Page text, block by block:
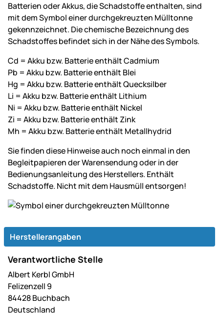
Batterien oder Akkus, die Schadstoffe enthalten, sind
mit dem Symbol einer durchgekreuzten Mülltonne
gekennzeichnet. Die chemische Bezeichnung des
Schadstoffes befindet sich in der Nähe des Symbols.
Cd = Akku bzw. Batterie enthält Cadmium
Pb = Akku bzw. Batterie enthält Blei
Hg = Akku bzw. Batterie enthält Quecksilber
Li = Akku bzw. Batterie enthält Lithium
Ni = Akku bzw. Batterie enthält Nickel
Zi = Akku bzw. Batterie enthält Zink
Mh = Akku bzw. Batterie enthält Metallhydrid
Sie finden diese Hinweise auch noch einmal in den
Begleitpapieren der Warensendung oder in der
Bedienungsanleitung des Herstellers. Enthält
Schadstoffe. Nicht mit dem Hausmüll entsorgen!
Herstellerangaben
Verantwortliche Stelle
Albert Kerbl GmbH
Felizenzell 9
84428 Buchbach
Deutschland